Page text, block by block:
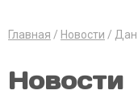
Главная Новости Дан
Новости